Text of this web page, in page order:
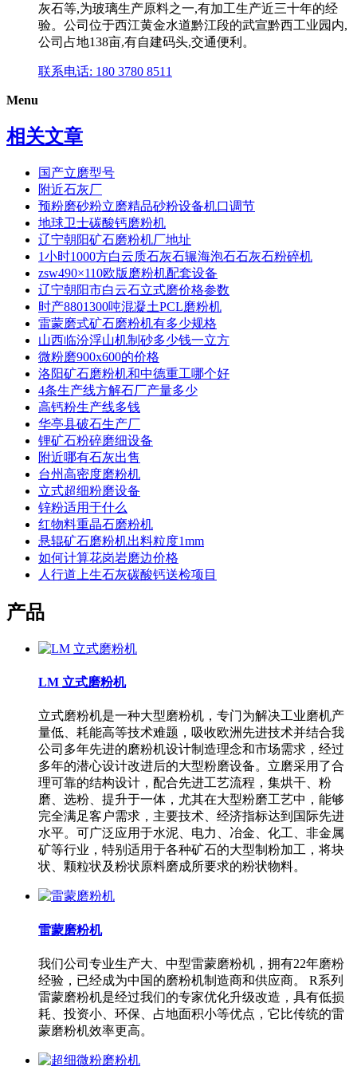
灰石等,为玻璃生产原料之一,有加工生产近三十年的经
验。公司位于西江黄金水道黔江段的武宣黔西工业园内,
公司占地138亩,有自建码头,交通便利。
联系电话: 180 3780 8511
Menu
相关文章
国产立磨型号
附近石灰厂
预粉磨砂粉立磨精品砂粉设备机口调节
地球卫士碳酸钙磨粉机
辽宁朝阳矿石磨粉机厂地址
1小时1000方白云质石灰石辗海泡石石灰石粉碎机
zsw490×110欧版磨粉机配套设备
辽宁朝阳市白云石立式磨价格参数
时产8801300吨混凝土PCL磨粉机
雷蒙磨式矿石磨粉机有多少规格
山西临汾浮山机制砂多少钱一立方
微粉磨900x600的价格
洛阳矿石磨粉机和中德重工哪个好
4条生产线方解石厂产量多少
高钙粉生产线多钱
华亭县破石生产厂
锂矿石粉碎磨细设备
附近哪有石灰出售
台州高密度磨粉机
立式超细粉磨设备
锌粉适用于什么
红物料重晶石磨粉机
悬辊矿石磨粉机出料粒度1mm
如何计算花岗岩磨边价格
人行道上生石灰碳酸钙送检项目
产品
LM 立式磨粉机
立式磨粉机是一种大型磨粉机，专门为解决工业磨机产
量低、耗能高等技术难题，吸收欧洲先进技术并结合我
公司多年先进的磨粉机设计制造理念和市场需求，经过
多年的潜心设计改进后的大型粉磨设备。立磨采用了合
理可靠的结构设计，配合先进工艺流程，集烘干、粉
磨、选粉、提升于一体，尤其在大型粉磨工艺中，能够
完全满足客户需求，主要技术、经济指标达到国际先进
水平。可广泛应用于水泥、电力、冶金、化工、非金属
矿等行业，特别适用于各种矿石的大型制粉加工，将块
状、颗粒状及粉状原料磨成所要求的粉状物料。
雷蒙磨粉机
我们公司专业生产大、中型雷蒙磨粉机，拥有22年磨粉
经验，已经成为中国的磨粉机制造商和供应商。 R系列
雷蒙磨粉机是经过我们的专家优化升级改造，具有低损
耗、投资小、环保、占地面积小等优点，它比传统的雷
蒙磨粉机效率更高。